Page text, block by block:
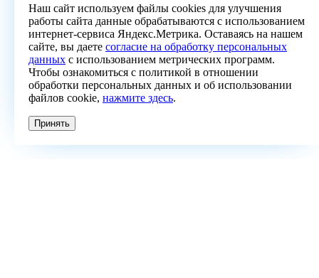
Наш сайт используем файлы cookies для улучшения
работы сайта данные обрабатываются с использованием
интернет-сервиса Яндекс.Метрика. Оставаясь на нашем
сайте, вы даете согласие на обработку персональных
данных с использованием метрических программ.
Чтобы ознакомиться с политикой в отношении
обработки персональных данных и об использовании
файлов cookie, нажмите здесь.
Принять